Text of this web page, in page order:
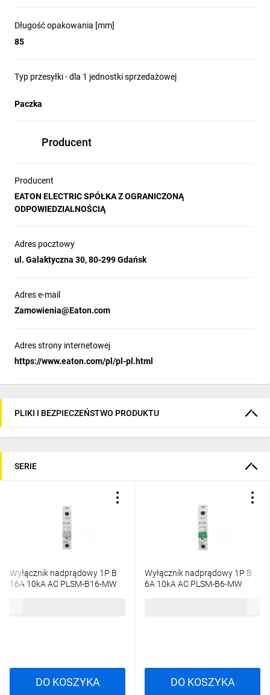
Długość opakowania [mm]
85
Typ przesyłki - dla 1 jednostki sprzedażowej
Paczka
Producent
Producent
EATON ELECTRIC SPÓŁKA Z OGRANICZONĄ
ODPOWIEDZIALNOŚCIĄ
Adres pocztowy
ul. Galaktyczna 30, 80-299 Gdańsk
Adres e-mail
Zamowienia@Eaton.com
Adres strony internetowej
https://www.eaton.com/pl/pl-pl.html
PLIKI I BEZPIECZEŃSTWO PRODUKTU
SERIE
Wyłącznik nadprądowy 1P B
16A 10kA AC PLSM-B16-MW
DO KOSZYKA
Wyłącznik nadprądowy 1P B
6A 10kA AC PLSM-B6-MW
DO KOSZYKA